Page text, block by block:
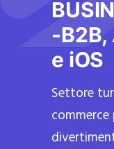
-B2B,
e iOS
Settore